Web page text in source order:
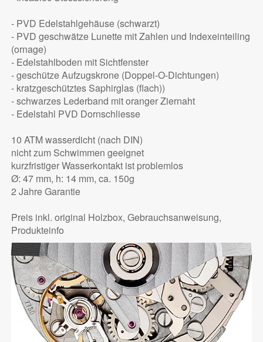
- PVD Edelstahlgehäuse (schwarzt)
- PVD geschwätze Lunette mit Zahlen und Indexeinteiling
(ornage)
- Edelstahlboden mit Sichtfenster
- geschütze Aufzugskrone (Doppel-O-Dichtungen)
- kratzgeschütztes Saphirglas (flach))
- schwarzes Lederband mit oranger Ziernaht
- Edelstahl PVD Dornschliesse
10 ATM wasserdicht (nach DIN)
nicht zum Schwimmen geeignet
kurzfristiger Wasserkontakt ist problemlos
Ø: 47 mm, h: 14 mm, ca. 150g
2 Jahre Garantie
Preis inkl. original Holzbox, Gebrauchsanweisung,
Produkteinfo